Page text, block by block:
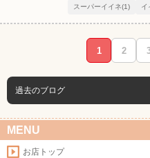
スーパーイイネ(1) イ
1 2
過去のブログ
MENU
お店トップ